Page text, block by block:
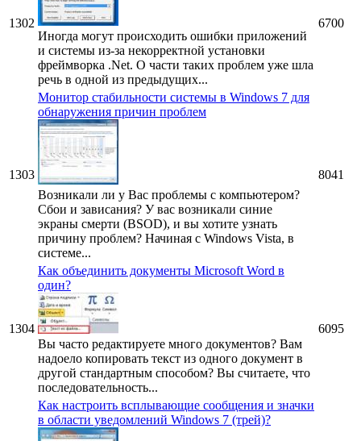
1302
Иногда могут происходить ошибки приложений
и системы из-за некорректной установки
фреймворка .Net. О части таких проблем уже шла
речь в одной из предыдущих...
6700
1303
Монитор стабильности системы в Windows 7 для
обнаружения причин проблем
Возникали ли у Вас проблемы с компьютером?
Сбои и зависания? У вас возникали синие
экраны смерти (BSOD), и вы хотите узнать
причину проблем? Начиная с Windows Vista, в
системе...
8041
1304
Как объединить документы Microsoft Word в
один?
Вы часто редактируете много документов? Вам
надоело копировать текст из одного документ в
другой стандартным способом? Вы считаете, что
последовательность...
6095
Как настроить всплывающие сообщения и значки
в области уведомлений Windows 7 (трей)?